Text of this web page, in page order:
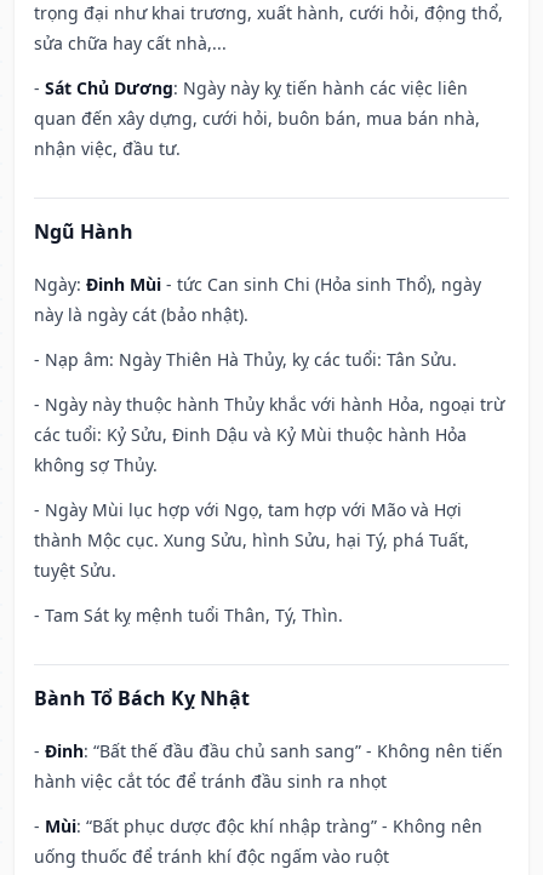
trọng đại như khai trương, xuất hành, cưới hỏi, động thổ,
sửa chữa hay cất nhà,...
- Sát Chủ Dương: Ngày này kỵ tiến hành các việc liên
quan đến xây dựng, cưới hỏi, buôn bán, mua bán nhà,
nhận việc, đầu tư.
Ngũ Hành
Ngày: Đinh Mùi - tức Can sinh Chi (Hỏa sinh Thổ), ngày
này là ngày cát (bảo nhật).
- Nạp âm: Ngày Thiên Hà Thủy, kỵ các tuổi: Tân Sửu.
- Ngày này thuộc hành Thủy khắc với hành Hỏa, ngoại trừ
các tuổi: Kỷ Sửu, Đinh Dậu và Kỷ Mùi thuộc hành Hỏa
không sợ Thủy.
- Ngày Mùi lục hợp với Ngọ, tam hợp với Mão và Hợi
thành Mộc cục. Xung Sửu, hình Sửu, hại Tý, phá Tuất,
tuyệt Sửu.
- Tam Sát kỵ mệnh tuổi Thân, Tý, Thìn.
Bành Tổ Bách Kỵ Nhật
- Đinh: “Bất thế đầu đầu chủ sanh sang” - Không nên tiến
hành việc cắt tóc để tránh đầu sinh ra nhọt
- Mùi: “Bất phục dược độc khí nhập tràng” - Không nên
uống thuốc để tránh khí độc ngấm vào ruột